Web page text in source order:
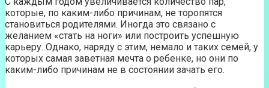
которые, по каким-либо причинам, не торопятся
становиться родителями. Иногда это связано с
желанием «стать на ноги» или построить успешную
карьеру. Однако, наряду с этим, немало и таких семей, у
которых самая заветная мечта о ребенке, но они по
каким-либо причинам не в состоянии зачать его.